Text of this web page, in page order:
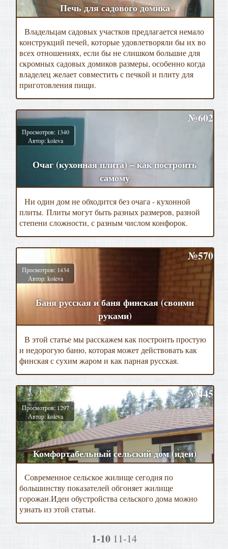
Печь для садового домика
Владельцам садовых участков предлагается немало
конструкций печей, которые удовлетворяли бы их во
всех отношениях, если бы не слишком большие для
скромных садовых домиков размеры, особенно когда
владелец желает совместить с печкой и плиту для
приготовления пищи.
№602
Просмотров: 1340
Автор: koleva
Очаг (кухонная плита) – как построить
самому
Ни один дом не обходится без очага - кухонной
плиты. Плиты могут быть разных размеров, разной
степени сложности, с разным числом конфорок.
№570
Просмотров: 1434
Автор: koleva
Баня русская и баня финская (своими
руками)
В этой статье мы расскажем как построить простую
и недорогую баню, которая может действовать как
финская с сухим жаром и как парная русская.
№445
Просмотров: 1297
Автор: koleva
Комфортабельный сельский дом (идеи)
Современное сельское жилище сегодня по
большинству показателей обгоняет жилище
горожан.Идеи обустройства сельского дома можно
узнать из этой статьи.
1-10 11-14